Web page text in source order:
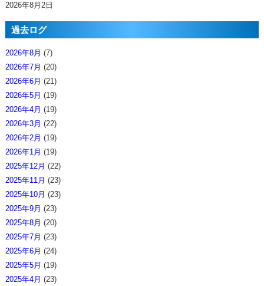
2026年8月2日
過去ログ
2026年8月 (7)
2026年7月 (20)
2026年6月 (21)
2026年5月 (19)
2026年4月 (19)
2026年3月 (22)
2026年2月 (19)
2026年1月 (19)
2025年12月 (22)
2025年11月 (23)
2025年10月 (23)
2025年9月 (23)
2025年8月 (20)
2025年7月 (23)
2025年6月 (24)
2025年5月 (19)
2025年4月 (23)